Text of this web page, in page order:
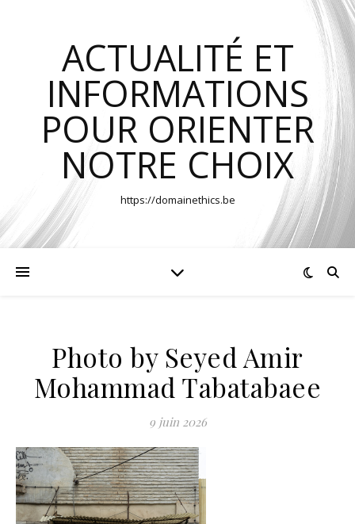
ACTUALITÉ ET
INFORMATIONS
POUR ORIENTER
NOTRE CHOIX
https://domainethics.be
Photo by Seyed Amir
Mohammad Tabatabaee
9 juin 2026